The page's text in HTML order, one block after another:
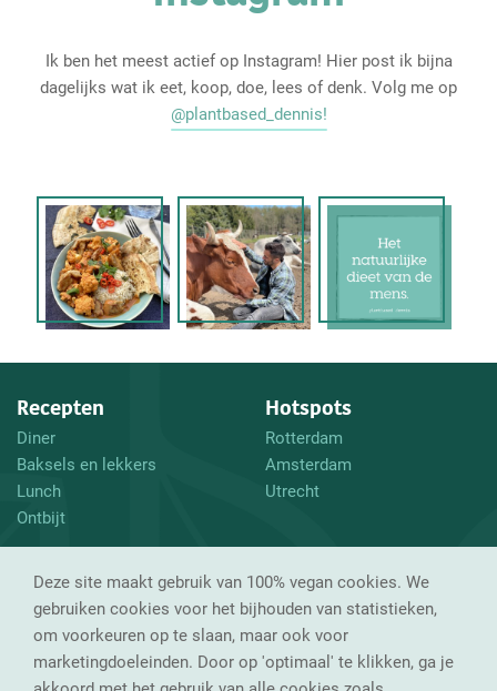
Deze site maakt gebruik van 100% vegan cookies. We
gebruiken cookies voor het bijhouden van statistieken,
om voorkeuren op te slaan, maar ook voor
marketingdoeleinden. Door op 'optimaal' te klikken, ga je
Ik ben het meest actief op Instagram! Hier post ik bijna
dagelijks wat ik eet, koop, doe, lees of denk. Volg me op
@plantbased_dennis!
Recepten
Diner
Baksels en lekkers
Lunch
Ontbijt
Hotspots
Rotterdam
Amsterdam
Utrecht
En verder
Waarom vegan?
Tips
Over mij
Contact
Volg mij
Instagram
Facebook